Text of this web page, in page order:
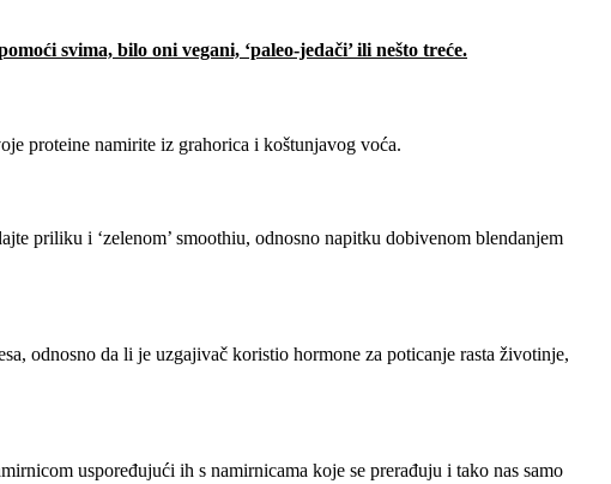
svima, bilo oni vegani, ‘paleo-jedači’ ili nešto treće.
proteine namirite iz grahorica i koštunjavog voća.
priliku i ‘zelenom’ smoothiu, odnosno napitku dobivenom blendanjem
odnosno da li je uzgajivač koristio hormone za poticanje rasta životinje,
uspoređujući ih s namirnicama koje se prerađuju i tako nas samo